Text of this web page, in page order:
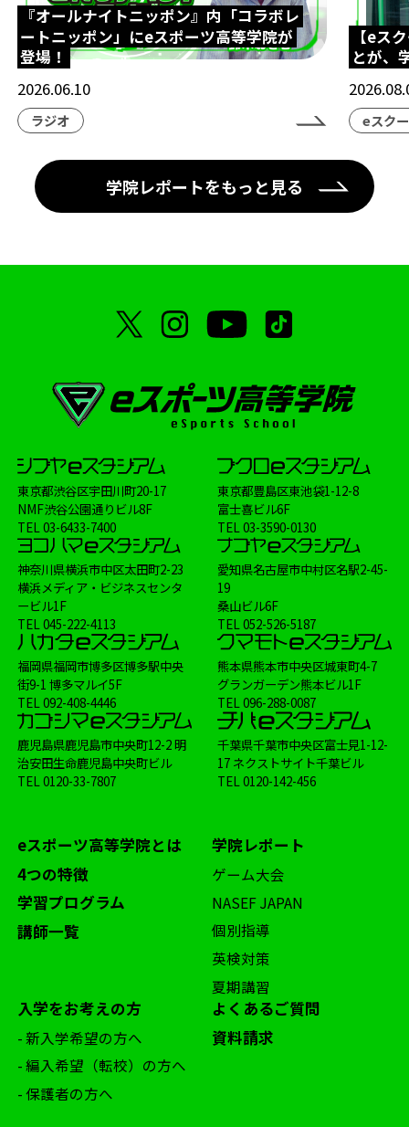
『オールナイトニッポン』内「コラボレ
ートニッポン」にeスポーツ高等学院が
登場！
2026.06.10
ラジオ
【eス
とが、
eスク
学院レポートをもっと見る
東京都渋谷区宇田川町20-17
NMF渋谷公園通りビル8F
TEL03-6433-7400
東京都豊島区東池袋1-12-8
富士喜ビル6F
TEL03-3590-0130
神奈川県横浜市中区太田町2-23
横浜メディア・ビジネスセンタ
ービル1F
TEL045-222-4113
愛知県名古屋市中村区名駅2-45-
19
桑山ビル6F
TEL052-526-5187
福岡県福岡市博多区博多駅中央
街9-1 博多マルイ5F
TEL092-408-4446
熊本県熊本市中央区城東町4-7
グランガーデン熊本ビル1F
TEL096-288-0087
鹿児島県鹿児島市中央町12-2 明
治安田生命鹿児島中央町ビル
TEL0120-33-7807
千葉県千葉市中央区富士見1-12-
17 ネクストサイト千葉ビル
TEL0120-142-456
eスポーツ高等学院とは
4つの特徴
学習プログラム
講師一覧
学院レポート
ゲーム大会
NASEF JAPAN
個別指導
英検対策
夏期講習
入学をお考えの方
- 新入学希望の方へ
- 編入希望（転校）の方へ
- 保護者の方へ
よくあるご質問
資料請求